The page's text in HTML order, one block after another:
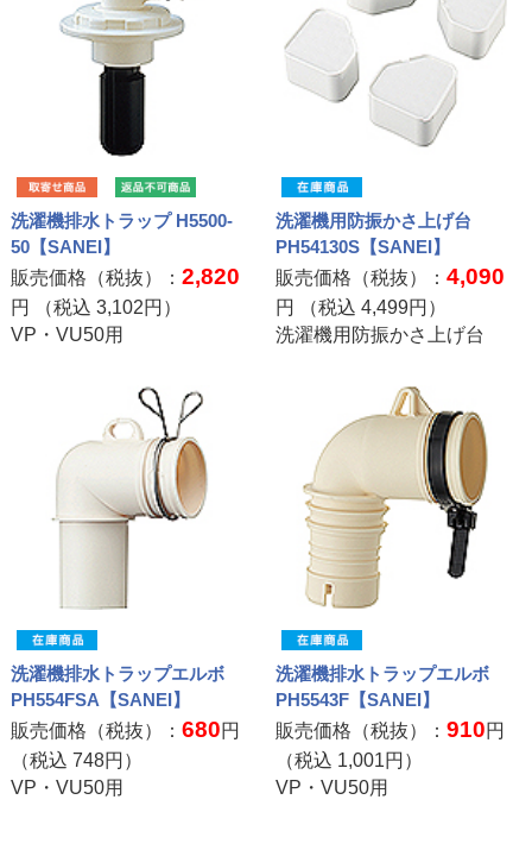
洗濯機排水トラップ H5500-
50【SANEI】
販売価格（税抜）： 2,820
円 （税込 3,102円）
VP・VU50用
洗濯機用防振かさ上げ台
PH54130S【SANEI】
販売価格（税抜）：4,090
円 （税込4,499円）
洗濯機用防振かさ上げ台
洗濯機排水トラップエルボ
PH554FSA【SANEI】
販売価格（税抜）： 680円
（税込 748円）
VP・VU50用
洗濯機排水トラップエルボ
PH5543F【SANEI】
販売価格（税抜）：910円
（税込 1,001円）
VP・VU50用